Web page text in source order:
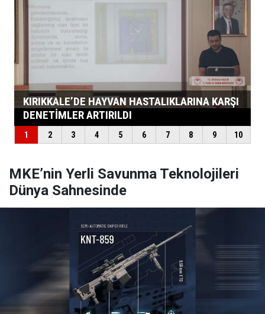
MKE’nin Yerli Savunma Teknolojileri
Dünya Sahnesinde